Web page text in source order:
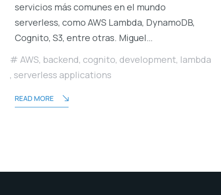
servicios más comunes en el mundo
serverless, como AWS Lambda, DynamoDB,
Cognito, S3, entre otras. Miguel…
AWS, backend, cognito, development, lambda
, serverless applications
READ MORE